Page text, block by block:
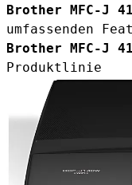
Brother MFC-J
umfassenden
Brother MFC-J
Produktlinie